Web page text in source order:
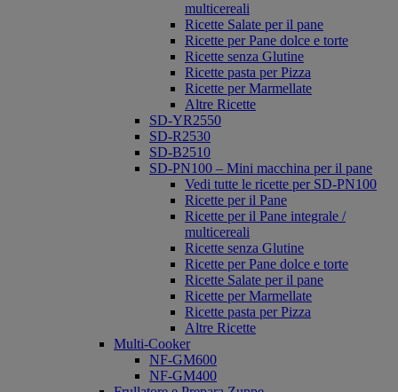
multicereali
Ricette Salate per il pane
Ricette per Pane dolce e torte
Ricette senza Glutine
Ricette pasta per Pizza
Ricette per Marmellate
Altre Ricette
SD-YR2550
SD-R2530
SD-B2510
SD-PN100 – Mini macchina per il pane
Vedi tutte le ricette per SD-PN100
Ricette per il Pane
Ricette per il Pane integrale /
multicereali
Ricette senza Glutine
Ricette per Pane dolce e torte
Ricette Salate per il pane
Ricette per Marmellate
Ricette pasta per Pizza
Altre Ricette
Multi-Cooker
NF-GM600
NF-GM400